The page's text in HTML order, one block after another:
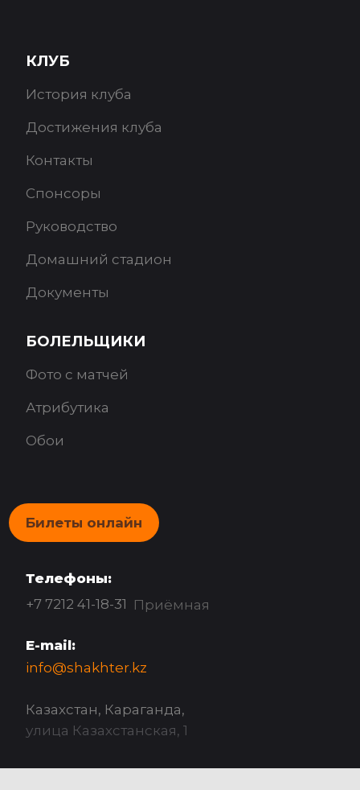
КЛУБ
История клуба
Достижения клуба
Контакты
Спонсоры
Руководство
Домашний стадион
Документы
БОЛЕЛЬЩИКИ
Фото с матчей
Атрибутика
Обои
Билеты онлайн
Телефоны:
+7 7212 41-18-31 Приёмная
E-mail:
info@shakhter.kz
Казахстан, Караганда,
улица Казахстанская, 1